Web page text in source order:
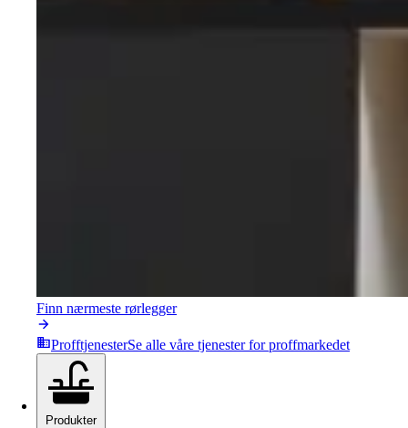
Finn nærmeste rørlegger
ProfftjenesterSe alle våre tjenester for proffmarkedet
Produkter